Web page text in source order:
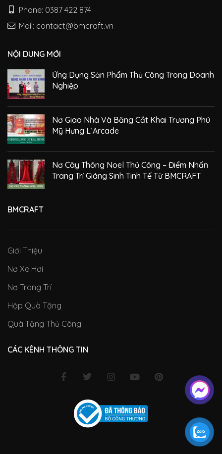
Phone: 0387 422 874
Mail: contact@bmcraft.vn
NỘI DUNG MỚI
Ứng Dụng Sản Phẩm Thủ Công Trong Doanh
Nghiệp
Nơ Giao Nhà Và Băng Cắt Khai Trương Phú
Mỹ Hưng L’Arcade
Nơ Cây Thông Noel Thủ Công – Điểm Nhấn
Trang Trí Giáng Sinh Tinh Tế Từ BMCRAFT
BMCRAFT
Giới Thiệu
Nơ Xe Hơi
Nơ Trang Trí
Hộp Quà Tặng
Quà Tặng Thủ Công
CÁC KÊNH THÔNG TIN